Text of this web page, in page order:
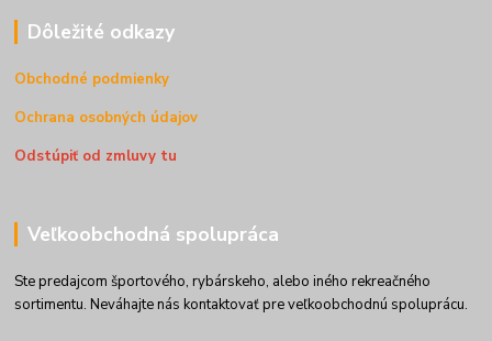
Dôležité odkazy
Obchodné podmienky
Ochrana osobných údajov
Odstúpiť od zmluvy tu
Veľkoobchodná spolupráca
Ste predajcom športového, rybárskeho, alebo iného rekreačného
sortimentu. Neváhajte nás kontaktovať pre veľkoobchodnú spoluprácu.